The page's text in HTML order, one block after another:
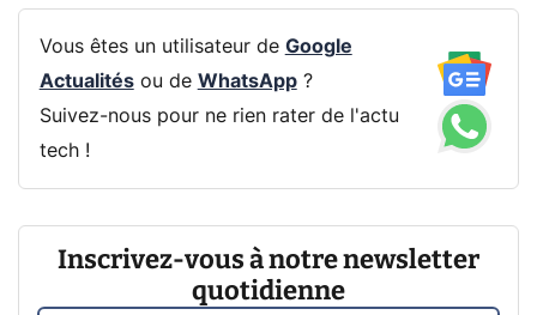
Vous êtes un utilisateur de Google
Actualitésou de WhatsApp?
Suivez-nous pour ne rien rater de l'actu
tech !
Inscrivez-vous à notre newsletter
quotidienne